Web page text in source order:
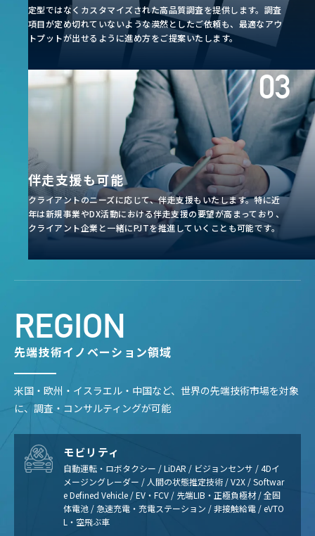
定型ではなくカスタマイズされた高品質調査を提供します。調査
項目が定め切れていないような漠然としたご依頼も、最適なアウ
トプットが出せるように進め方をご提案いたします。
伴走支援も可能
クライアントのニーズに応じて、伴走支援もいたします。特に近
年は新規事業やDX活動における伴走支援の要望が高まっており、
クライアント企業と一緒にPJTを推進していくことも可能です。
REGION
先端技術イノベーション領域
米国・欧州・イスラエル・中国など、世界の先端技術市場を対象
に、調査・コンサルティングが可能
モビリティ
自動運転・ロボタクシー / LiDAR / ビジョンセンサ / 4Dイ
メージングレーダー / 人間の状態推定技術 / V2X / Softwar
e Defined Vehicle / EV・FCV / 先端LIB・正極負極材 / 全固
体電池 / 急速充電・充電ステーション / 非接触給電 / eVTO
L・空飛ぶ車